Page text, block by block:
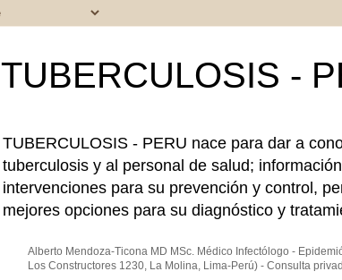
TUBERCULOSIS -
TUBERCULOSIS - PERU nace para dar a
tuberculosis y al personal de salud;
intervenciones para su prevención y control,
mejores opciones para su diagnóstico y
Alberto Mendoza-Ticona MD MSc. Médico Infectólogo -
Los Constructores 1230, La Molina, Lima-Perú) - Consulta